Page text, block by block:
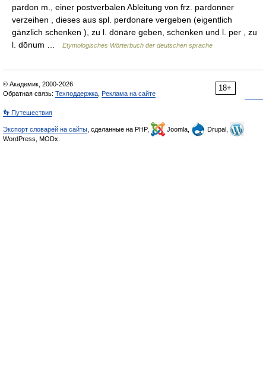
pardon m., einer postverbalen Ableitung von frz. pardonner
verzeihen , dieses aus spl. perdonare vergeben (eigentlich
gänzlich schenken ), zu l. dōnāre geben, schenken und l. per , zu
l. dōnum …
Etymologisches Wörterbuch der deutschen sprache
18+
© Академик, 2000-2026
Обратная связь: Техподдержка Реклама на сайте
👣 Путешествия
Экспорт словарей на сайты , сделанные на PHP, Joomla,
Drupal,
WordPress, MODx.